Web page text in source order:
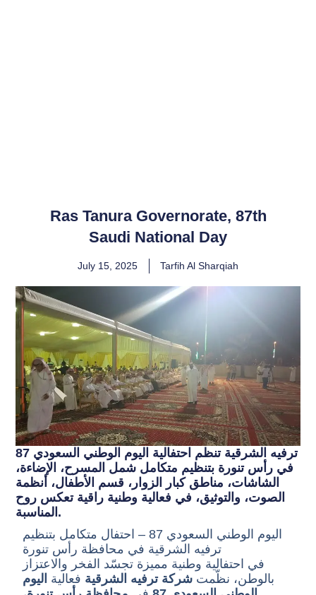
Ras Tanura Governorate, 87th
Saudi National Day
July 15, 2025 Tarfih Al Sharqiah
ترفيه الشرقية تنظم احتفالية اليوم الوطني السعودي 87
في رأس تنورة بتنظيم متكامل شمل المسرح، الإضاءة،
الشاشات، مناطق كبار الزوار، قسم الأطفال، أنظمة
الصوت، والتوثيق، في فعالية وطنية راقية تعكس روح
المناسبة.
اليوم الوطني السعودي 87 – احتفال متكامل بتنظيم
ترفيه الشرقية في محافظة رأس تنورة
في احتفالية وطنية مميزة تجسّد الفخر والاعتزاز
بالوطن، نظّمت شركة ترفيه الشرقية فعالية اليوم